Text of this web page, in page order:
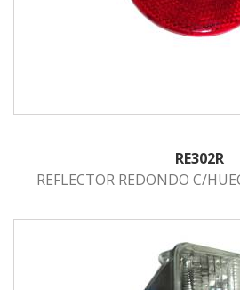
RE302R
REFLECTOR REDONDO C/